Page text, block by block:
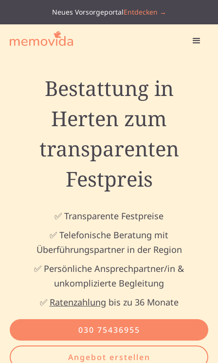
Neues VorsorgeportalEntdecken →
Bestattung in
Herten zum
transparenten
Festpreis
✅ Transparente Festpreise
✅ Telefonische Beratung mit
Überführungspartner in der Region
✅ Persönliche Ansprechpartner/in &
unkomplizierte Begleitung
✅ Ratenzahlung bis zu 36 Monate
030 75436955
Angebot erstellen